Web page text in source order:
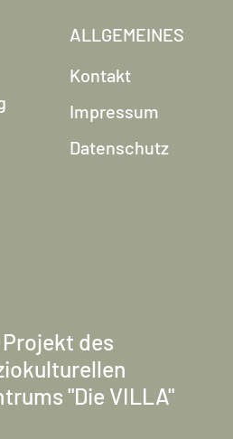
ALLGEMEINES
Kontakt
Impressum
Datenschutz
des
"Die VILLA"